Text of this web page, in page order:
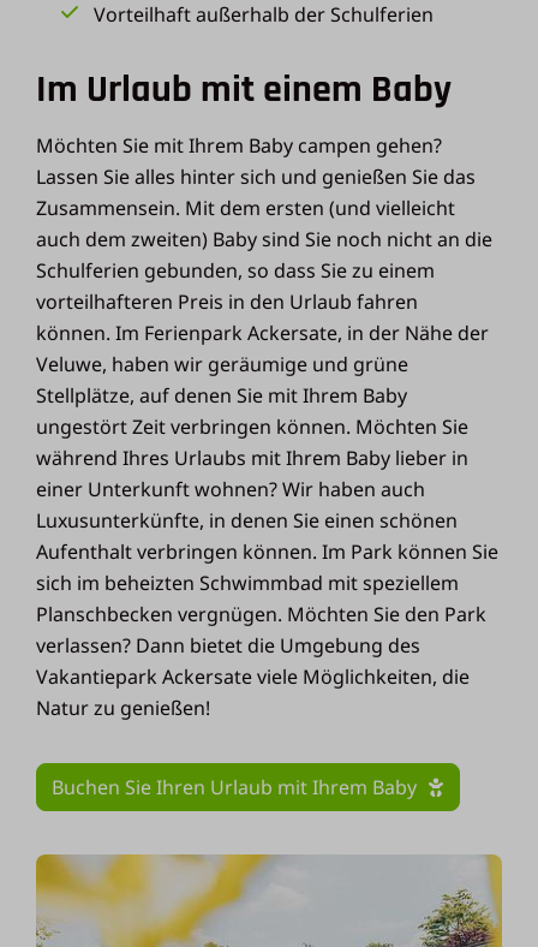
Vorteilhaft außerhalb der Schulferien
Im Urlaub mit einem Baby
Möchten Sie mit Ihrem Baby campen gehen?
Lassen Sie alles hinter sich und genießen Sie das
Zusammensein. Mit dem ersten (und vielleicht
auch dem zweiten) Baby sind Sie noch nicht an die
Schulferien gebunden, so dass Sie zu einem
vorteilhafteren Preis in den Urlaub fahren
können. Im Ferienpark Ackersate, in der Nähe der
Veluwe, haben wir geräumige und grüne
Stellplätze, auf denen Sie mit Ihrem Baby
ungestört Zeit verbringen können. Möchten Sie
während Ihres Urlaubs mit Ihrem Baby lieber in
einer Unterkunft wohnen? Wir haben auch
Luxusunterkünfte, in denen Sie einen schönen
Aufenthalt verbringen können. Im Park können Sie
sich im beheizten Schwimmbad mit speziellem
Planschbecken vergnügen. Möchten Sie den Park
verlassen? Dann bietet die Umgebung des
Vakantiepark Ackersate viele Möglichkeiten, die
Natur zu genießen!
Buchen Sie Ihren Urlaub mit Ihrem Baby